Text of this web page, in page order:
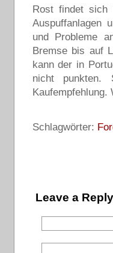
Rost findet sich
Auspuffanlagen
und Probleme
Bremse bis auf
kann der in
nicht
Kaufempfehlung.
Schlagwörter:
Leave a Reply